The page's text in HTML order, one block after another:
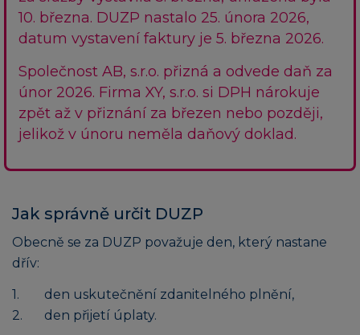
10. března. DUZP nastalo 25. února 2026,
datum vystavení faktury je 5. března 2026.
Společnost AB, s.r.o. přizná a odvede daň za
únor 2026. Firma XY, s.r.o. si DPH nárokuje
zpět až v přiznání za březen nebo později,
jelikož v únoru neměla daňový doklad.
Jak správně určit DUZP
Obecně se za DUZP považuje den, který nastane
dřív:
den uskutečnění zdanitelného plnění,
den přijetí úplaty.